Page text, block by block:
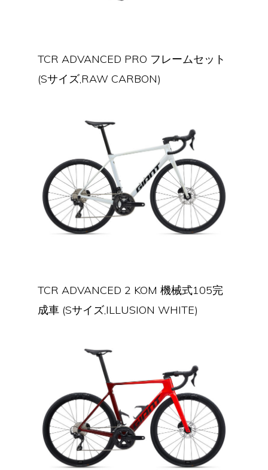
TCR ADVANCED PRO フレームセット
(Sサイズ,RAW CARBON)
TCR ADVANCED 2 KOM 機械式105完
成車 (Sサイズ,ILLUSION WHITE)